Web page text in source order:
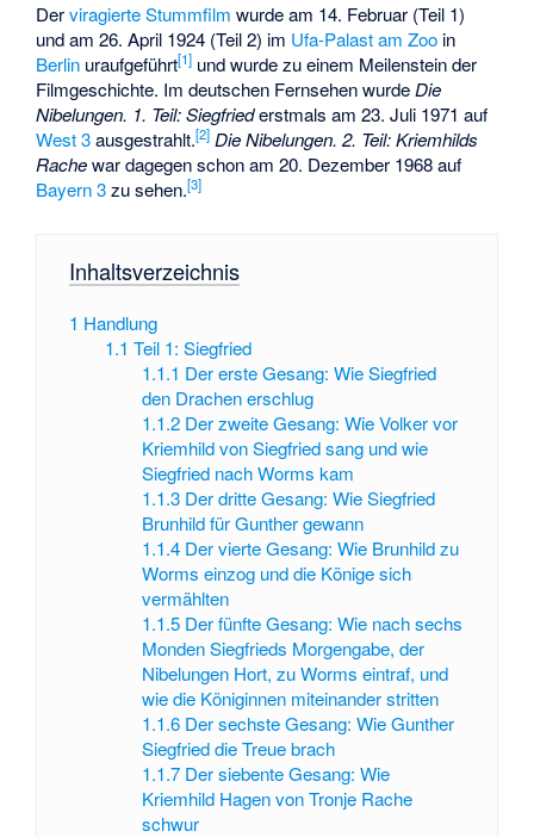
Derviragierte Stummfilm wurde am 14. Februar (Teil 1)
und am 26. April 1924 (Teil 2) im Ufa-Palast am Zoo in
Berlin uraufgeführt[1] und wurde zu einem Meilenstein der
Filmgeschichte. Im deutschen Fernsehen wurdeDie
Nibelungen. 1. Teil: Siegfriederstmals am 23. Juli 1971 auf
West 3ausgestrahlt.[2] Die Nibelungen. 2. Teil: Kriemhilds
Rachewar dagegen schon am 20. Dezember 1968 auf
Bayern 3zu sehen.[3]
Inhaltsverzeichnis
1 Handlung
1.1 Teil 1: Siegfried
1.1.1 Der erste Gesang: Wie Siegfried
den Drachen erschlug
1.1.2 Der zweite Gesang: Wie Volker vor
Kriemhild von Siegfried sang und wie
Siegfried nach Worms kam
1.1.3 Der dritte Gesang: Wie Siegfried
Brunhild für Gunther gewann
1.1.4 Der vierte Gesang: Wie Brunhild zu
Worms einzog und die Könige sich
vermählten
1.1.5 Der fünfte Gesang: Wie nach sechs
Monden Siegfrieds Morgengabe, der
Nibelungen Hort, zu Worms eintraf, und
wie die Königinnen miteinander stritten
1.1.6 Der sechste Gesang: Wie Gunther
Siegfried die Treue brach
1.1.7 Der siebente Gesang: Wie
Kriemhild Hagen von Tronje Rache
schwur